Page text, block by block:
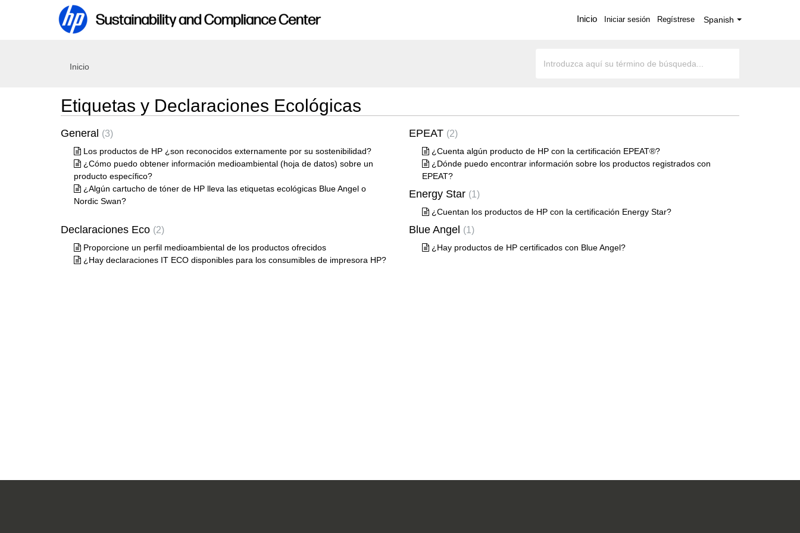
Inicio Spanish
Iniciar sesión Regístrese
Inicio
Etiquetas y Declaraciones Ecológicas
General 3
Los productos de HP ¿son reconocidos externamente por su sostenibilidad?
¿Cómo puedo obtener información medioambiental (hoja de datos) sobre un
producto específico?
¿Algún cartucho de tóner de HP lleva las etiquetas ecológicas Blue Angel o
Nordic Swan?
EPEAT 2
¿Cuenta algún producto de HP con la certificación EPEAT®?
¿Dónde puedo encontrar información sobre los productos registrados con
EPEAT?
Energy Star 1
¿Cuentan los productos de HP con la certificación Energy Star?
Declaraciones Eco 2
Proporcione un perfil medioambiental de los productos ofrecidos
¿Hay declaraciones IT ECO disponibles para los consumibles de impresora HP?
Blue Angel 1
¿Hay productos de HP certificados con Blue Angel?